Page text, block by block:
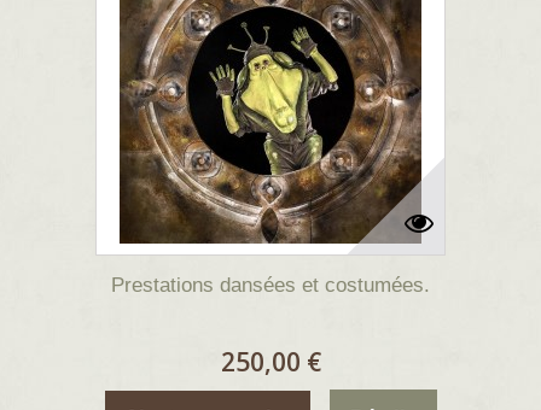
Prestations dansées et costumées.
250,00 €